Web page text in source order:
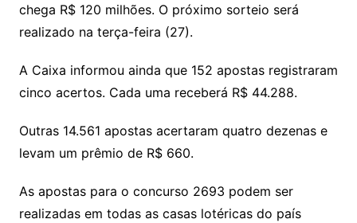
chega R$ 120 milhões. O próximo sorteio será
realizado na terça-feira (27).
A Caixa informou ainda que 152 apostas registraram
cinco acertos. Cada uma receberá R$ 44.288.
Outras 14.561 apostas acertaram quatro dezenas e
levam um prêmio de R$ 660.
As apostas para o concurso 2693 podem ser
realizadas em todas as casas lotéricas do país